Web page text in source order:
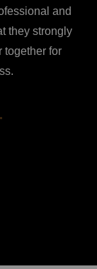
and
they strongly
together for